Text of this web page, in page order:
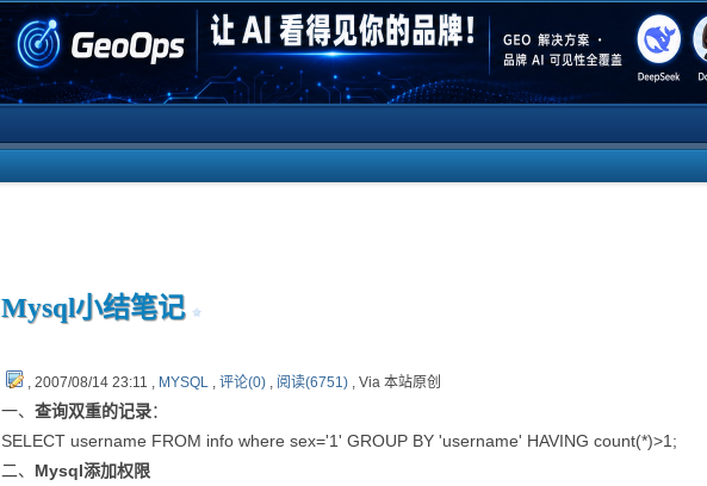
Mysql小结笔记
, 2007/08/14 23:11 , MYSQL ,评论(0) , 阅读(6751) , Via 本站原创
一、查询双重的记录：
SELECT username FROM info where sex='1' GROUP BY 'username' HAVING count(*)>1;
二、 Mysql添加权限